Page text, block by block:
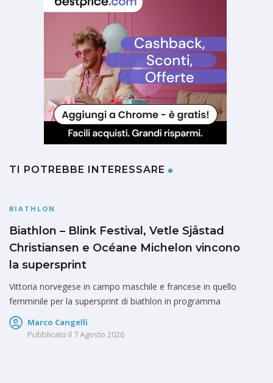
TI POTREBBE INTERESSARE
BIATHLON
Biathlon – Blink Festival, Vetle Sjåstad
Christiansen e Océane Michelon vincono
la supersprint
Vittoria norvegese in campo maschile e francese in quello
femminile per la supersprint di biathlon in programma
Marco Cangelli
Pubblicato il 7 Agosto 2026